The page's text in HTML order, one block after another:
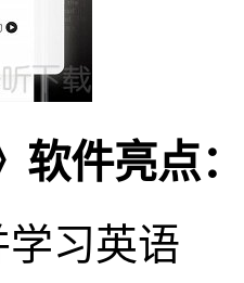
软件亮点：
学习英语